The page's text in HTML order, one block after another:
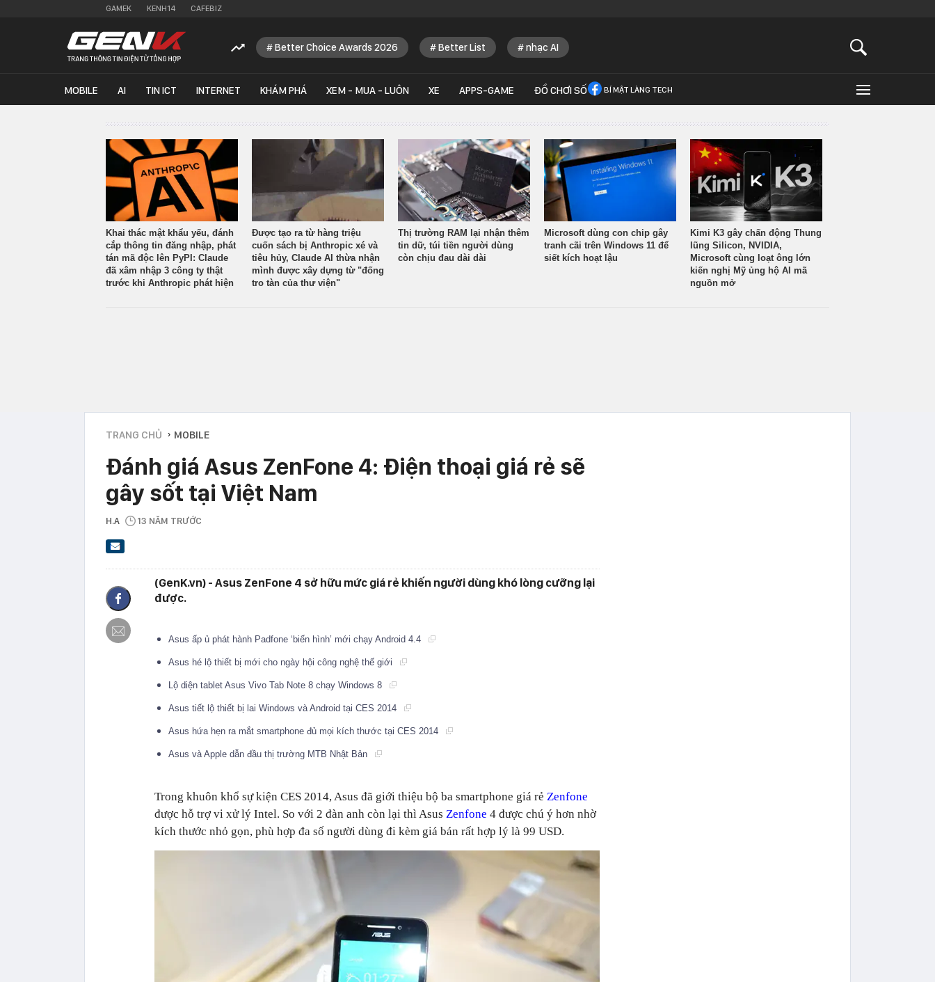
GAMEK KENH14 CAFEBIZ
Better Choice Awards 2026 Better List nhạc AI
MOBILE AI TIN ICT INTERNET KHÁM PHÁ XEM - MUA - LUÔN XE APPS-GAME ĐỒ CHƠI SỐ BÍ MẬT LÀNG TECH
Khai thác mật khẩu yếu, đánh
cắp thông tin đăng nhập, phát
tán mã độc lên PyPI: Claude
đã xâm nhập 3 công ty thật
trước khi Anthropic phát hiện
Được tạo ra từ hàng triệu
cuốn sách bị Anthropic xé và
tiêu hủy, Claude AI thừa nhận
mình được xây dựng từ "đống
tro tàn của thư viện"
Thị trường RAM lại nhận thêm
tin dữ, túi tiền người dùng
còn chịu đau dài dài
Microsoft dùng con chip gây
tranh cãi trên Windows 11 để
siết kích hoạt lậu
Kimi K3 gây chấn động Thung
lũng Silicon, NVIDIA,
Microsoft cùng loạt ông lớn
kiến nghị Mỹ ủng hộ AI mã
nguồn mở
TRANG CHỦ › MOBILE
Đánh giá Asus ZenFone 4: Điện thoại giá rẻ sẽ
gây sốt tại Việt Nam
H.A 13 NĂM TRƯỚC
(GenK.vn) - Asus ZenFone 4 sở hữu mức giá rẻ khiến người dùng khó lòng cưỡng lại
được.
Asus ấp ủ phát hành Padfone ‘biến hình’ mới chạy Android 4.4
Asus hé lộ thiết bị mới cho ngày hội công nghệ thế giới
Lộ diện tablet Asus Vivo Tab Note 8 chạy Windows 8
Asus tiết lộ thiết bị lai Windows và Android tại CES 2014
Asus hứa hẹn ra mắt smartphone đủ mọi kích thước tại CES 2014
Asus và Apple dẫn đầu thị trường MTB Nhật Bản
Trong khuôn khổ sự kiện CES 2014, Asus đã giới thiệu bộ ba smartphone giá rẻ Zenfone
được hỗ trợ vi xử lý Intel. So với 2 đàn anh còn lại thì Asus Zenfone 4 được chú ý hơn nhờ
kích thước nhỏ gọn, phù hợp đa số người dùng đi kèm giá bán rất hợp lý là 99 USD.